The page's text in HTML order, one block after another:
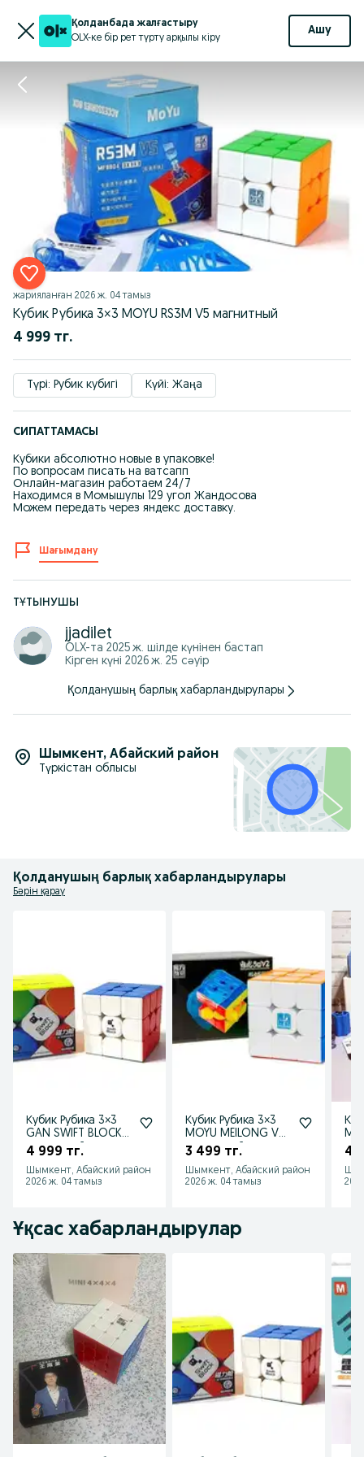
Қолданбада жалғастыру
OLX-ке бір рет түрту арқылы кіру
Ашу
жарияланған 2026 ж. 04 тамыз
Кубик Рубика 3×3 MOYU RS3M V5 магнитный
4 999 тг.
Түрі: Рубик кубигі Күйі: Жаңа
СИПАТТАМАСЫ
Кубики абсолютно новые в упаковке!
По вопросам писать на ватсапп
Онлайн-магазин работаем 24/7
Находимся в Момышулы 129 угол Жандосова
Можем передать через яндекс доставку.
Шағымдану
ТҰТЫНУШЫ
jjadilet
OLX-та 2025 ж. шілде күнінен бастап
Кірген күні 2026 ж. 25 сәуір
Қолданушың барлық хабарландырулары
Шымкент, Абайский район
Түркістан облысы
Қолданушың барлық хабарландырулары
Бәрін қарау
Кубик Рубика 3×3
GAN SWIFT BLOCK
магнитный
4 999 тг.
Шымкент, Абайский район
2026 ж. 04 тамыз
Кубик Рубика 3×3
MOYU MEILONG V2
магнитный
3 499 тг.
Шымкент, Абайский район
2026 ж. 04 тамыз
4
Ұқсас хабарландырулар